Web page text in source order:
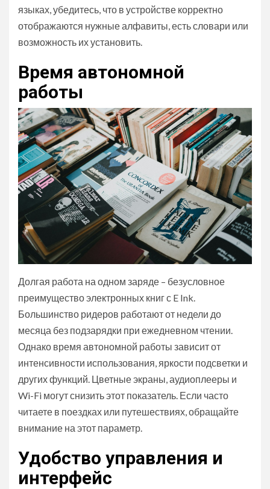
языках, убедитесь, что в устройстве корректно
отображаются нужные алфавиты, есть словари или
возможность их установить.
Время автономной
работы
Долгая работа на одном заряде – безусловное
преимущество электронных книг с E Ink.
Большинство ридеров работают от недели до
месяца без подзарядки при ежедневном чтении.
Однако время автономной работы зависит от
интенсивности использования, яркости подсветки и
других функций. Цветные экраны, аудиоплееры и
Wi-Fi могут снизить этот показатель. Если часто
читаете в поездках или путешествиях, обращайте
внимание на этот параметр.
Удобство управления и
интерфейс